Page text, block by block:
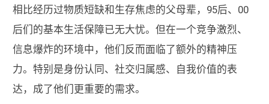
相比经历过物质短缺和生存焦虑的父母辈，95后、00
后们的基本生活保障已无大忧。但在一个竞争激烈、
信息爆炸的环境中，他们反而面临了额外的精神压
力。特别是身份认同、社交归属感、自我价值的表
达，成了他们更重要的需求。